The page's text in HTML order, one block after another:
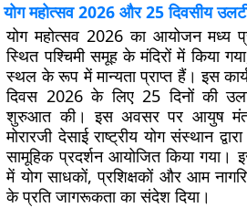
योग महोत्सव 2026 और 25 दिवसीय
योग महोत्सव 2026 का आयोजन मध्य
स्थित पश्चिमी समूह के मंदिरों में किया
स्थल के रूप में मान्यता प्राप्त हैं। इस
दिवस 2026 के लिए 25 दिनों की
शुरुआत की। इस अवसर पर आयुष
मोरारजी देसाई राष्ट्रीय योग संस्थान
सामूहिक प्रदर्शन आयोजित किया गया।
में योग साधकों, प्रशिक्षकों और आम
के प्रति जागरूकता का संदेश दिया।